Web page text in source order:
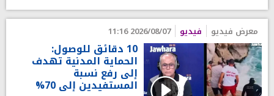
معرض فيديو فيديو 2026/08/07 11:16
10 دقائق للوصول:
الحماية المدنية تهدف
إلى رفع نسبة
المستفيدين إلى 70%